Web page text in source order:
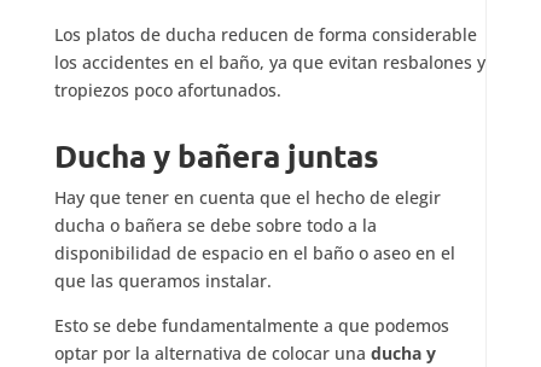
Los platos de ducha reducen de forma considerable
los accidentes en el baño, ya que evitan resbalones y
tropiezos poco afortunados.
Ducha y bañera juntas
Hay que tener en cuenta que el hecho de elegir
ducha o bañera se debe sobre todo a la
disponibilidad de espacio en el baño o aseo en el
que las queramos instalar.
Esto se debe fundamentalmente a que podemos
optar por la alternativa de colocar una ducha y